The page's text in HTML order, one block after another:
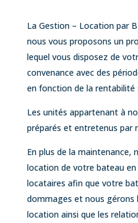
La Gestion – Location par
nous vous proposons un
lequel vous disposez de
convenance avec des
en fonction de la rentabilité
Les unités appartenant à
préparés et entretenus par
En plus de la maintenance,
location de votre bateau
locataires afin que votre
dommages et nous
location ainsi que les